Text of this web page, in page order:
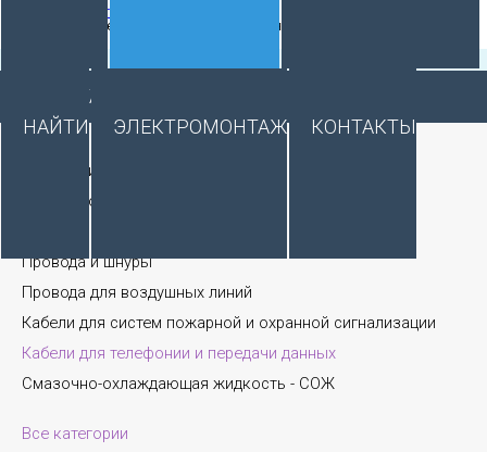
НАЙТИ ЭЛЕКТРОМОНТАЖ КОНТАКТЫ
Каталог с ценами
Кабели для телефонии и передачи данных
КАТАЛОГ
Кабели силовые
Кабели контрольные
Провода и шнуры
Провода для воздушных линий
Кабели для систем пожарной и охранной сигнализации
Кабели для телефонии и передачи данных
Смазочно-охлаждающая жидкость - СОЖ
Все категории